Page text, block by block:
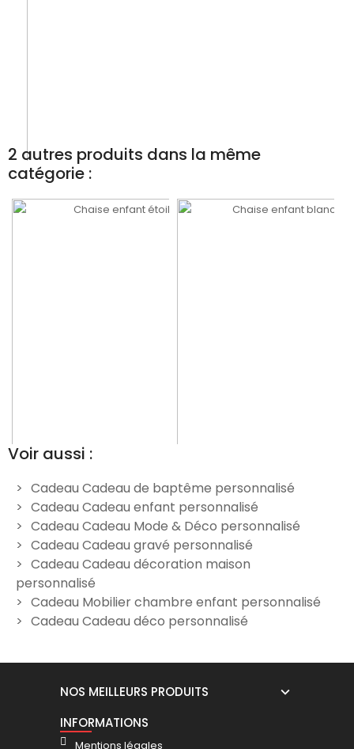
2 autres produits dans la même
catégorie :
Chaise enfant étoile à
personnaliser
34,90 €
Chaise enfant blanche à
personnaliser
Voir aussi :
Cadeau Cadeau de baptême personnalisé
Cadeau Cadeau enfant personnalisé
Cadeau Cadeau Mode & Déco personnalisé
Cadeau Cadeau gravé personnalisé
Cadeau Cadeau décoration maison
personnalisé
Cadeau Mobilier chambre enfant personnalisé
Cadeau Cadeau déco personnalisé
NOS MEILLEURS PRODUITS
INFORMATIONS
Mentions légales